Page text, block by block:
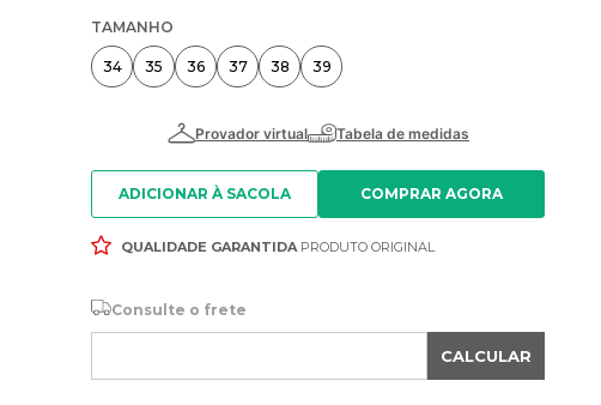
TAMANHO
34 35 36 37 38 39
ADICIONAR À SACOLA
QUALIDADE GARANTIDAPRODUTO ORIGINAL
Consulte o frete
CALCULAR